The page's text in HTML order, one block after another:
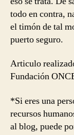
todo en contra,
el timón de tal
puerto seguro.
Articulo
Fundación
*Si eres una
recursos
al blog, puede